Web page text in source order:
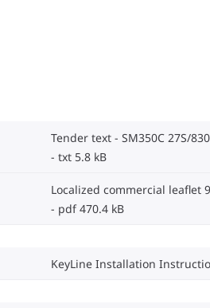
Tender text - SM350C 27S/830
txt 5.8 kB
Localized commercial leaflet
pdf 470.4 kB
KeyLine Installation